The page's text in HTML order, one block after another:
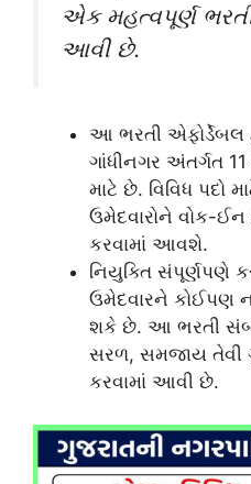
એક મહત્વપૂર્ણ
આવી છે.
આ ભરતી એફોર્ડેબલ
ગાંધીનગર અંતર્ગત
માટે છે. વિવિધ પદો
ઉમેદવારોને વોક-ઈન
કરવામાં આવશે.
નિયુક્તિ સંપૂર્ણપણે
ઉમેદવારને કોઈપણ
શકે છે. આ ભરતી
સરળ, સમજાય તેવી
કરવામાં આવી છે.